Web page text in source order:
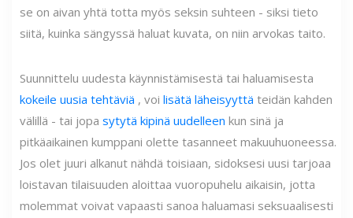
se on aivan yhtä totta myös seksin suhteen - siksi tieto
siitä, kuinka sängyssä haluat kuvata, on niin arvokas taito.
Suunnittelu uudesta käynnistämisestä tai haluamisesta
kokeile uusia tehtäviä , voi lisätä läheisyyttä teidän kahden
välillä - tai jopa sytytä kipinä uudelleen kun sinä ja
pitkäaikainen kumppani olette tasanneet makuuhuoneessa.
Jos olet juuri alkanut nähdä toisiaan, sidoksesi uusi tarjoaa
loistavan tilaisuuden aloittaa vuoropuhelu aikaisin, jotta
molemmat voivat vapaasti sanoa haluamasi seksuaalisesti